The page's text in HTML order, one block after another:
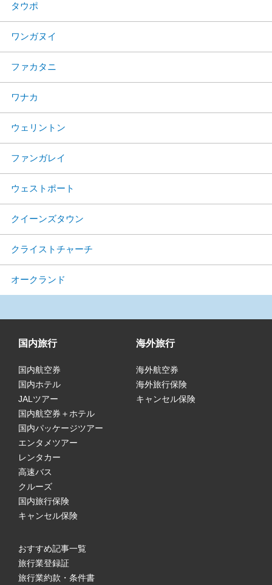
タウポ
ワンガヌイ
ファカタニ
ワナカ
ウェリントン
ファンガレイ
ウェストポート
クイーンズタウン
クライストチャーチ
オークランド
国内旅行
国内航空券
国内ホテル
JALツアー
国内航空券＋ホテル
国内パッケージツアー
エンタメツアー
レンタカー
高速バス
クルーズ
国内旅行保険
キャンセル保険
海外旅行
海外航空券
海外旅行保険
キャンセル保険
おすすめ記事一覧
旅行業登録証
旅行業約款・条件書